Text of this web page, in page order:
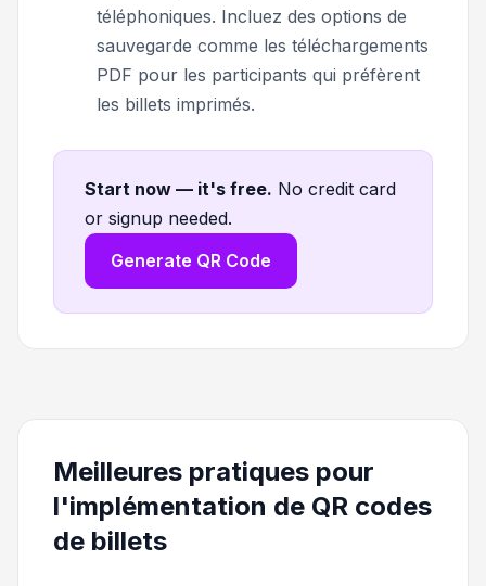
téléphoniques. Incluez des options de
sauvegarde comme les téléchargements
PDF pour les participants qui préfèrent
les billets imprimés.
Start now — it's free. No credit card
or signup needed.
Generate QR Code
Meilleures pratiques pour
l'implémentation de QR codes
de billets